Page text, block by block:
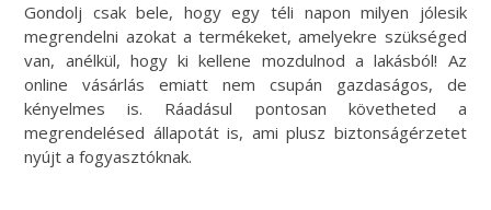
Gondolj csak bele, hogy egy téli napon milyen jólesik
megrendelni azokat a termékeket, amelyekre szükséged
van, anélkül, hogy ki kellene mozdulnod a lakásból! Az
online vásárlás emiatt nem csupán gazdaságos, de
kényelmes is. Ráadásul pontosan követheted a
megrendelésed állapotát is, ami plusz biztonságérzetet
nyújt a fogyasztóknak.